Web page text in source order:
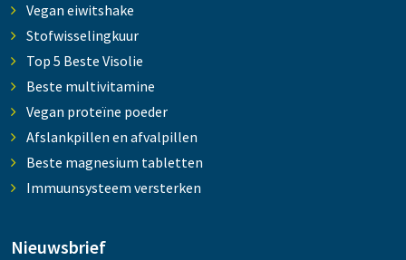
Vegan eiwitshake
Stofwisselingkuur
Top 5 Beste Visolie
Beste multivitamine
Vegan proteïne poeder
Afslankpillen en afvalpillen
Beste magnesium tabletten
Immuunsysteem versterken
Nieuwsbrief